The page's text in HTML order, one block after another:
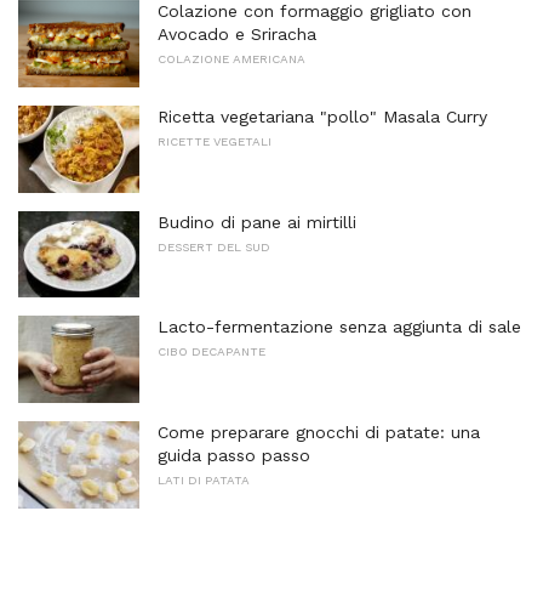
Colazione con formaggio grigliato con
Avocado e Sriracha
COLAZIONE AMERICANA
Ricetta vegetariana "pollo" Masala Curry
RICETTE VEGETALI
Budino di pane ai mirtilli
DESSERT DEL SUD
Lacto-fermentazione senza aggiunta di sale
CIBO DECAPANTE
Come preparare gnocchi di patate: una
guida passo passo
LATI DI PATATA